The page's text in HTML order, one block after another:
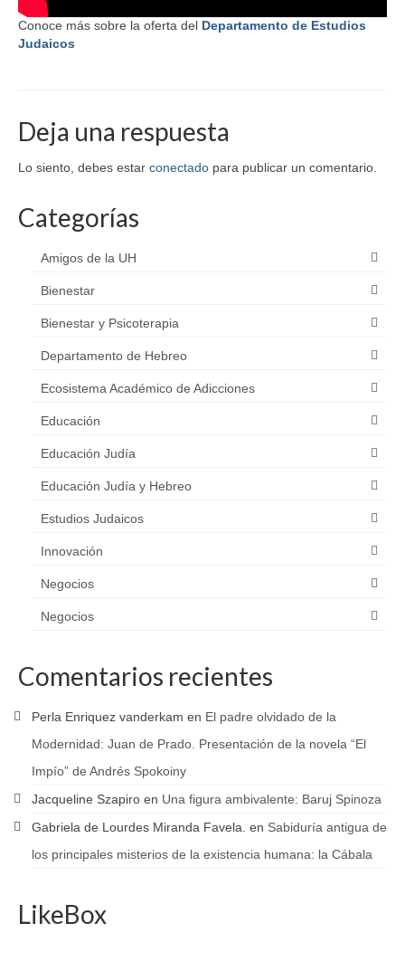
Conoce más sobre la oferta del Departamento de Estudios
Judaicos
Deja una respuesta
Lo siento, debes estar conectado para publicar un comentario.
Categorías
Amigos de la UH
Bienestar
Bienestar y Psicoterapia
Departamento de Hebreo
Ecosistema Académico de Adicciones
Educación
Educación Judía
Educación Judía y Hebreo
Estudios Judaicos
Innovación
Negocios
Negocios
Comentarios recientes
Perla Enriquez vanderkam en El padre olvidado de la
Modernidad: Juan de Prado. Presentación de la novela “El
Impío” de Andrés Spokoiny
Jacqueline Szapiro en Una figura ambivalente: Baruj Spinoza
Gabriela de Lourdes Miranda Favela. en Sabiduría antigua de
los principales misterios de la existencia humana: la Cábala
LikeBox